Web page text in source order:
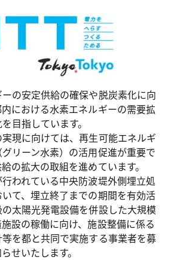
の安定供給の確保や脱炭素化に向
における水素エネルギーの需要拡
目指しています。
現に向けては、再生可能エネルギ
リーン水素）の活用促進が重要で
の拡大の取組を進めています。
われている中央防波堤外側埋立処
て、埋立終了までの期間を有効活
太陽光発電設備を併設した大規模
設の稼働に向け、施設整備に係る
を都と共同で実施する事業者を募
せいたします。